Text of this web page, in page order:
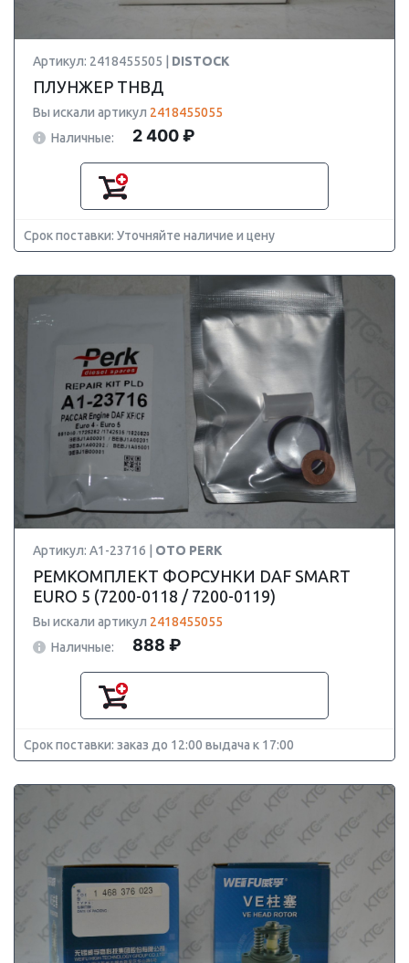
Артикул: 2418455505 | DISTOCK
ПЛУНЖЕР ТНВД
Вы искали артикул 2418455055
Наличные:
2 400 ₽
Срок поставки: Уточняйте наличие и цену
Артикул: A1-23716 | OTO PERK
РЕМКОМПЛЕКТ ФОРСУНКИ DAF SMART
EURO 5 (7200-0118 / 7200-0119)
Вы искали артикул 2418455055
Наличные:
888 ₽
Срок поставки: заказ до 12:00 выдача к 17:00